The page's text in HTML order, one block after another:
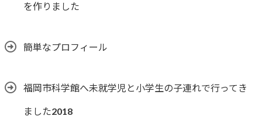
を作りました
簡単なプロフィール
福岡市科学館へ未就学児と小学生の子連れで行ってき
ました2018